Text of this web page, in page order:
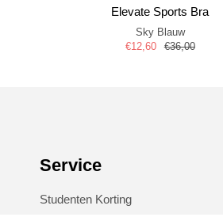
Elevate Sports Bra
Sky Blauw
€12,60
€36,00
Service
Studenten Korting